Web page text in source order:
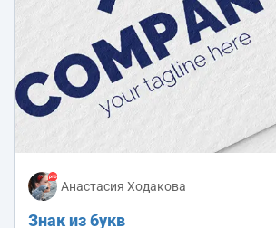
Анастасия Ходакова
Знак из букв